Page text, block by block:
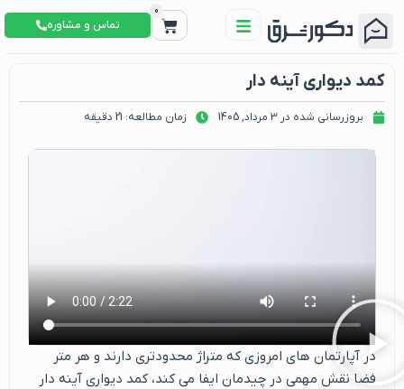
0
تماس و مشاوره
کمد دیواری آینه دار
بروزرسانی شده در 3 مرداد, 1405 زمان مطالعه: 21 دقیقه
در آپارتمان های امروزی که متراژ محدودتری دارند و هر متر
فضا نقش مهمی در چیدمان ایفا می کند، کمد دیواری آینه دار